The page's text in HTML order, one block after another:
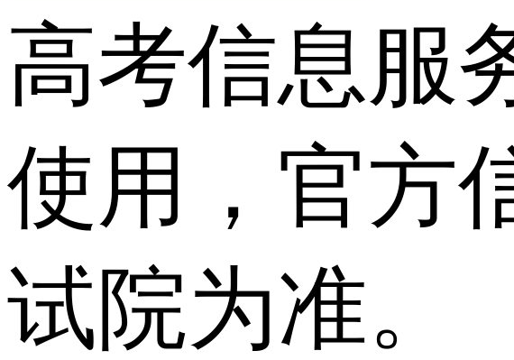
高考信息服
使用，官方
试院为准。